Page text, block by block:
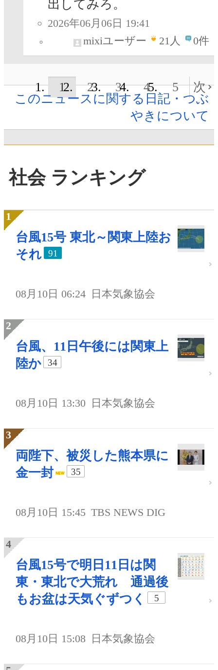
出してみろ。
2026年06月06日 19:41
mixiユーザー
21人 0件
1 2 3 4 5
次
このニュースに関する日記・つぶ
やきについて
社会 ランキング
台風15号 東北～関東上陸お
それ
91
08月10日 06:24 日本気象協会
台風、11日午後には関東上
陸か
34
08月10日 13:30 日本気象協会
両陛下、被災した熊本県に
金一封
35
08月10日 15:45 TBS NEWS DIG
台風15号で明日11日は関
東・東北で大荒れ 通過後
もお盆は天気ぐずつく
5
08月10日 15:08 日本気象協会